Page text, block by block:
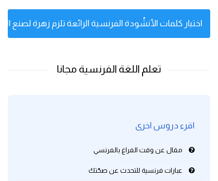
اختبار كلمات الأنشُودة الفرنسية الرائعة تلزم زهرة لصنع
اقرء دروس اخرى
مقال عن وقت الفراغ بالفرنسي
عبارات فرنسية للتحدث عن صحّتك